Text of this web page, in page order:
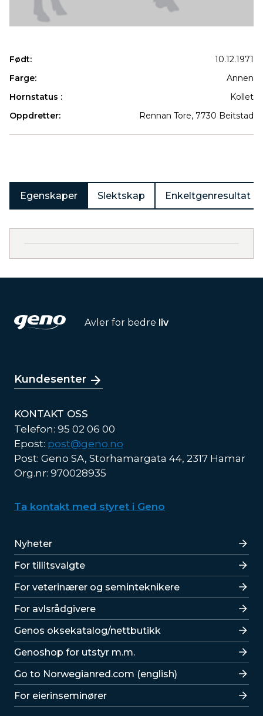
Født:
10.12.1971
Farge:
Annen
Hornstatus :
Kollet
Oppdretter:
Rennan Tore, 7730 Beitstad
Egenskaper Slektskap Enkeltgenresultat
Avler for bedre liv
Kundesenter
KONTAKT OSS
Telefon: 95 02 06 00
Epost: post@geno.no
Post: Geno SA, Storhamargata 44, 2317 Hamar
Org.nr: 970028935
Ta kontakt med styret i Geno
Lenker
Nyheter
For tillitsvalgte
For veterinærer og seminteknikere
For avlsrådgivere
Lenker
Genos oksekatalog/nettbutikk
Genoshop for utstyr m.m.
Go to Norwegianred.com (english)
For eierinseminører